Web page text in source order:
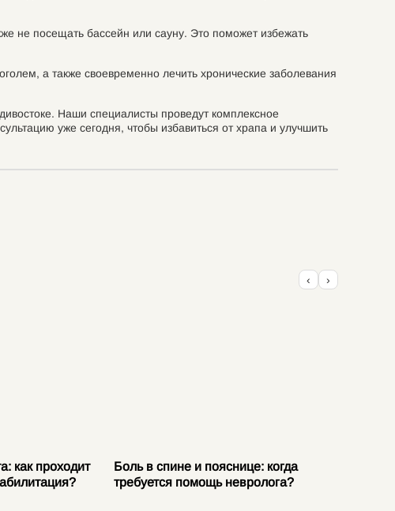
не посещать бассейн или сауну. Это поможет избежать
а также своевременно лечить хронические заболевания
Наши специалисты проведут комплексное
уже сегодня, чтобы избавиться от храпа и улучшить
как проходит
Боль в спине и пояснице: когда
требуется помощь невролога?
‹ ›